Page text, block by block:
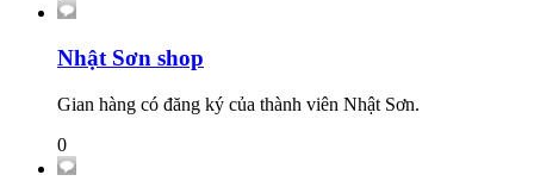
Nhật Sơn shop
Gian hàng có đăng ký của thành viên Nhật Sơn.
0